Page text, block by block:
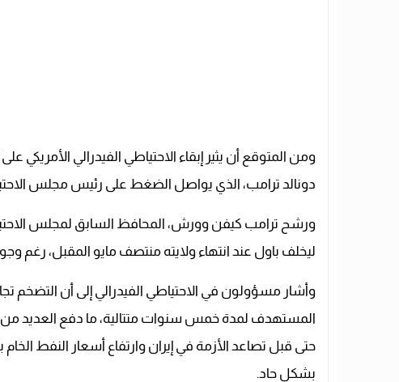
ومن المتوقع أن يثير إبقاء الاحتياطي الفيدرالي الأمريكي
دونالد ترامب، الذي يواصل الضغط على رئيس مجلس
ورشح ترامب كيفن وورش، المحافظ السابق لمجلس
ليخلف باول عند انتهاء ولايته منتصف مايو المقبل، رغم
المستهدف لمدة خمس سنوات متتالية، ما دفع العديد من
بشكل حاد.